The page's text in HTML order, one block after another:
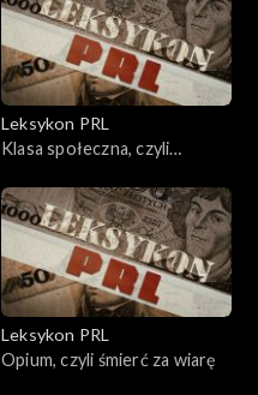
Leksykon PRL
Klasa społeczna, czyli
Leksykon PRL
Opium, czyli śmierć za wiarę